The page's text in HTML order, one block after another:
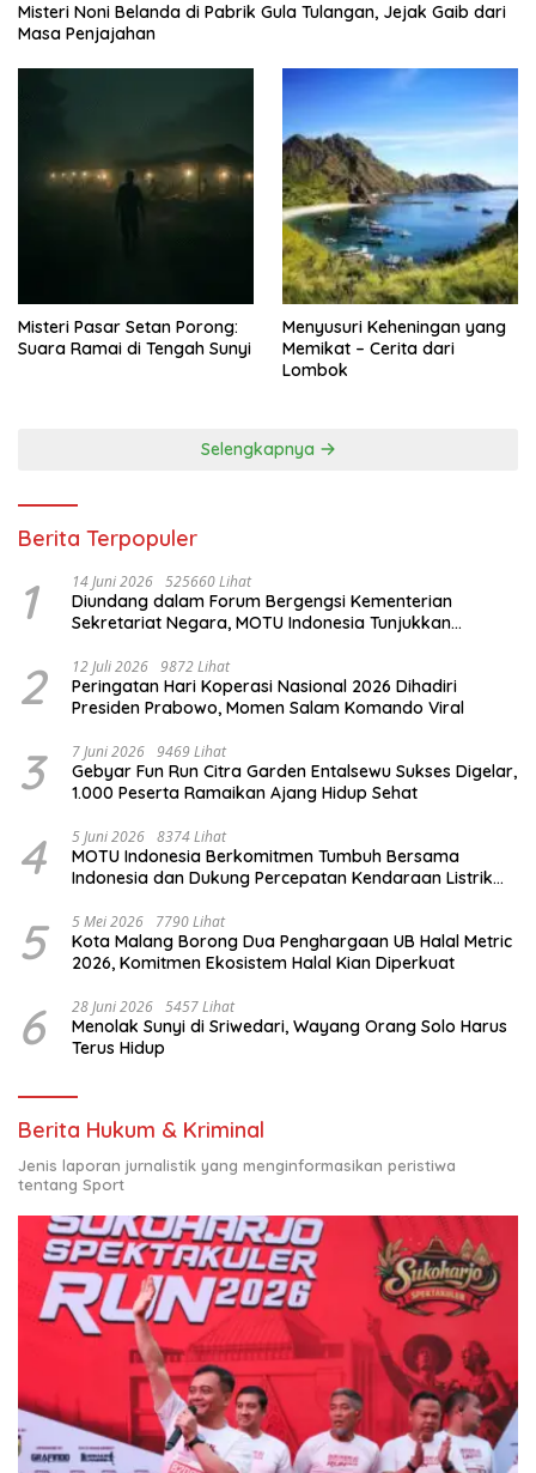
Misteri Noni Belanda di Pabrik Gula Tulangan, Jejak Gaib dari
Masa Penjajahan
Misteri Pasar Setan Porong:
Suara Ramai di Tengah Sunyi
Menyusuri Keheningan yang
Memikat – Cerita dari
Lombok
Selengkapnya
Berita Terpopuler
1 14 Juni 2026 525660 Lihat
Diundang dalam Forum Bergengsi Kementerian
Sekretariat Negara, MOTU Indonesia Tunjukkan
2 12 Juli 2026 9872 Lihat
Peringatan Hari Koperasi Nasional 2026 Dihadiri
Presiden Prabowo, Momen Salam Komando Viral
3 7 Juni 2026 9469 Lihat
Gebyar Fun Run Citra Garden Entalsewu Sukses Digelar,
1.000 Peserta Ramaikan Ajang Hidup Sehat
4 5 Juni 2026 8374 Lihat
MOTU Indonesia Berkomitmen Tumbuh Bersama
Indonesia dan Dukung Percepatan Kendaraan Listrik
5 5 Mei 2026 7790 Lihat
Kota Malang Borong Dua Penghargaan UB Halal Metric
2026, Komitmen Ekosistem Halal Kian Diperkuat
6 28 Juni 2026 5457 Lihat
Menolak Sunyi di Sriwedari, Wayang Orang Solo Harus
Terus Hidup
Berita Hukum & Kriminal
Jenis laporan jurnalistik yang menginformasikan peristiwa
tentang Sport